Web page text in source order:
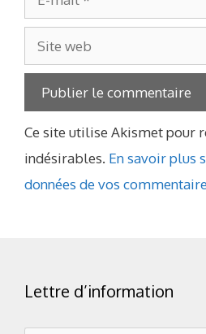
mail
Site
web
Ce site utilise Akismet pour
indésirables. En savoir plus
données de vos
Lettre d’information